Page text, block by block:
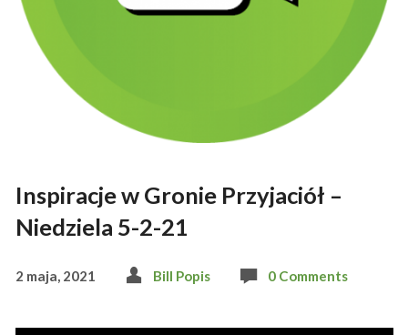
Inspiracje w Gronie Przyjaciół –
Niedziela 5-2-21
2 maja, 2021 Bill Popis 0 Comments